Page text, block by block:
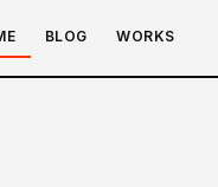
BLOG WORKS